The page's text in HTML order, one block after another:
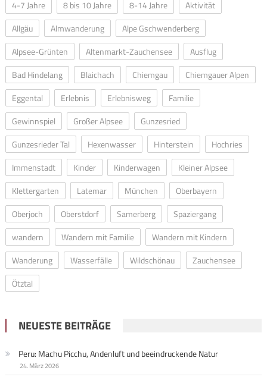
4-7 Jahre 8 bis 10 Jahre 8-14 Jahre
Aktivität
Allgäu
Almwanderung
Alpe Gschwenderberg
Alpsee-Grünten
Altenmarkt-Zauchensee
Ausflug
Bad Hindelang
Blaichach Chiemgau
Chiemgauer Alpen
Eggental
Erlebnis Erlebnisweg
Familie
Gewinnspiel
Großer Alpsee
Gunzesried
Gunzesrieder Tal
Hexenwasser Hinterstein
Hochries
Immenstadt
Kinder Kinderwagen
Kleiner Alpsee
Klettergarten
Latemar München
Oberbayern
Oberjoch
Oberstdorf Samerberg
Spaziergang
wandern
Wandern mit Familie
Wandern mit Kindern
Wanderung
Wasserfälle Wildschönau
Zauchensee
Ötztal
NEUESTE BEITRÄGE
Peru: Machu Picchu, Andenluft und beeindruckende Natur
24. März 2026